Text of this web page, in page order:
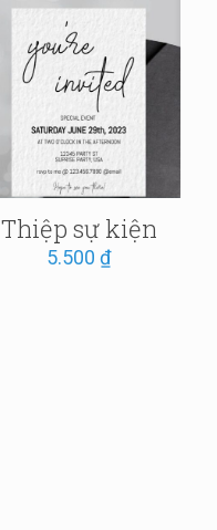
Thiệp sự kiện
5.500₫